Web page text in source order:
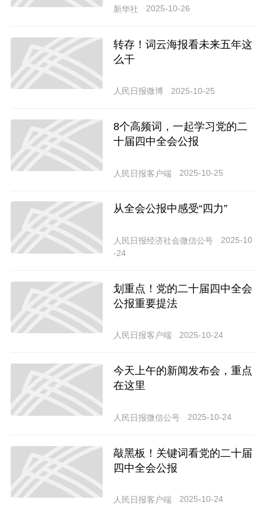
新华社 2025-10-26
转存！词云海报看未来五年这
么干
人民日报微博 2025-10-25
8个高频词，一起学习党的二
十届四中全会公报
人民日报客户端 2025-10-25
从全会公报中感受“四力”
人民日报经济社会微信公号
2025-10
-24
划重点！党的二十届四中全会
公报重要提法
人民日报客户端 2025-10-24
今天上午的新闻发布会，重点
在这里
人民日报微信公号 2025-10-24
敲黑板！关键词看党的二十届
四中全会公报
人民日报客户端 2025-10-24